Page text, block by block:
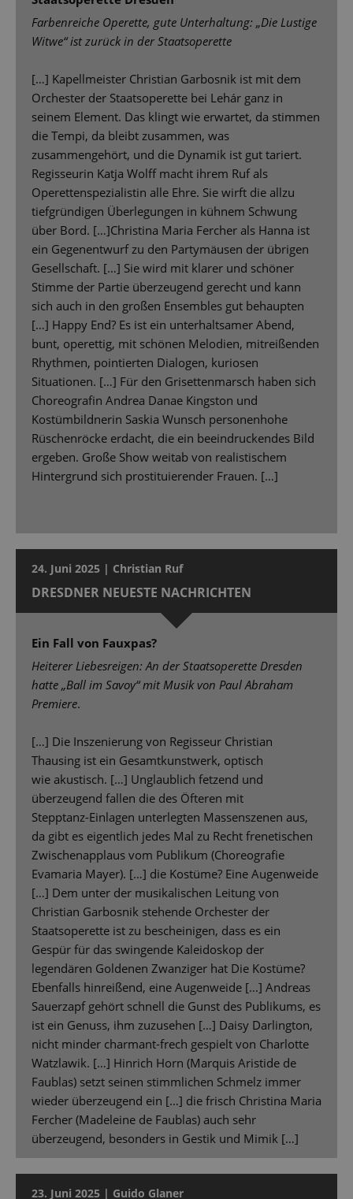
Farbenreiche Operette, gute Unterhaltung: „Die Lustige
Witwe“ ist zurück in der Staatsoperette
[…] Kapellmeister Christian Garbosnik ist mit dem
Orchester der Staatsoperette bei Lehár ganz in
seinem Element. Das klingt wie erwartet, da stimmen
die Tempi, da bleibt zusammen, was
zusammengehört, und die Dynamik ist gut tariert.
Regisseurin Katja Wolff macht ihrem Ruf als
Operettenspezialistin alle Ehre. Sie wirft die allzu
tiefgründigen Überlegungen in kühnem Schwung
über Bord. […]Christina Maria Fercher als Hanna ist
ein Gegenentwurf zu den Partymäusen der übrigen
Gesellschaft. […] Sie wird mit klarer und schöner
Stimme der Partie überzeugend gerecht und kann
sich auch in den großen Ensembles gut behaupten
[…] Happy End? Es ist ein unterhaltsamer Abend,
bunt, operettig, mit schönen Melodien, mitreißenden
Rhythmen, pointierten Dialogen, kuriosen
Situationen. […] Für den Grisettenmarsch haben sich
Choreografin Andrea Danae Kingston und
Kostümbildnerin Saskia Wunsch personenhohe
Rüschenröcke erdacht, die ein beeindruckendes Bild
ergeben. Große Show weitab von realistischem
Hintergrund sich prostituierender Frauen. […]
24. Juni 2025 | Christian Ruf
DRESDNER NEUESTE NACHRICHTEN
Ein Fall von Fauxpas?
Heiterer Liebesreigen: An der Staatsoperette Dresden
hatte „Ball im Savoy“ mit Musik von Paul Abraham
Premiere.
[…] Die Inszenierung von Regisseur Christian
Thausing ist ein Gesamtkunstwerk, optisch
wie akustisch. […] Unglaublich fetzend und
überzeugend fallen die des Öfteren mit
Stepptanz-Einlagen unterlegten Massenszenen aus,
da gibt es eigentlich jedes Mal zu Recht frenetischen
Zwischenapplaus vom Publikum (Choreografie
Evamaria Mayer). […] die Kostüme? Eine Augenweide
[…] Dem unter der musikalischen Leitung von
Christian Garbosnik stehende Orchester der
Staatsoperette ist zu bescheinigen, dass es ein
Gespür für das swingende Kaleidoskop der
legendären Goldenen Zwanziger hat Die Kostüme?
Ebenfalls hinreißend, eine Augenweide […] Andreas
Sauerzapf gehört schnell die Gunst des Publikums, es
ist ein Genuss, ihm zuzusehen […] Daisy Darlington,
nicht minder charmant-frech gespielt von Charlotte
Watzlawik. […] Hinrich Horn (Marquis Aristide de
Faublas) setzt seinen stimmlichen Schmelz immer
wieder überzeugend ein […] die frisch Christina Maria
Fercher (Madeleine de Faublas) auch sehr
überzeugend, besonders in Gestik und Mimik […]
23. Juni 2025 | Guido Glaner